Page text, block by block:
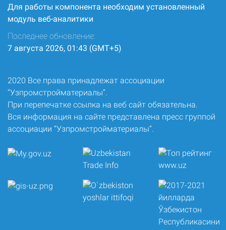
Для работы компонента необходим установленный
модуль веб-аналитики
Последнее обновление:
7 августа 2026, 01:43 (GMT+5)
2020 Все права принадлежат ассоциации
“Узпромстройматериалы”.
При перепечатке ссылка на веб сайт обязательна.
Вся информация на сайте представлена пресс группой
ассоциации “Узпромстройматериалы”.